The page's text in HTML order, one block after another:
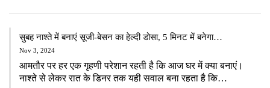
सुबह नाश्ते में बनाएं सूजी-बेसन का हेल्दी डोसा, 5 मिनट में बनेगा…
Nov 3, 2024
आमतौर पर हर एक गृहणी परेशान रहती है कि आज घर में क्या बनाएं।
नाश्ते से लेकर रात के डिनर तक यही सवाल बना रहता है कि…